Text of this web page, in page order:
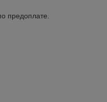
предоплате.